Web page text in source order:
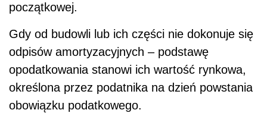
początkowej.
Gdy od budowli lub ich części nie dokonuje się
odpisów amortyzacyjnych – podstawę
opodatkowania stanowi ich wartość rynkowa,
określona przez podatnika na dzień powstania
obowiązku podatkowego.